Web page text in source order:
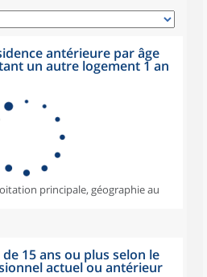
antérieure par âge
un autre logement 1 an
principale, géographie au
15 ans ou plus selon le
actuel ou antérieur